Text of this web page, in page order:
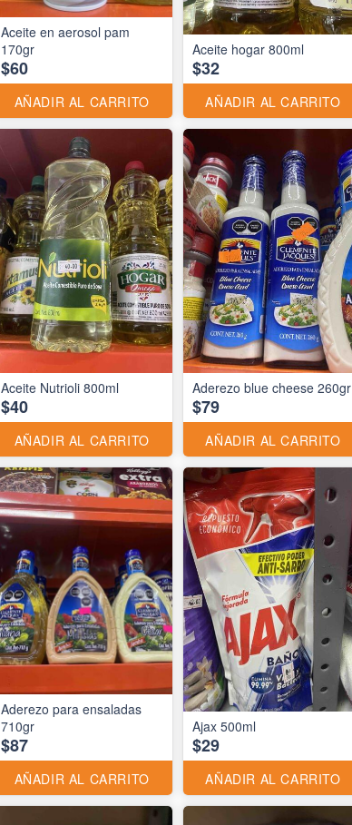
Aceite en aerosol pam
170gr
$60
AÑADIR AL CARRITO
Aceite hogar 800ml
$32
AÑADIR AL CARRITO
Aceite Nutrioli 800ml
$40
AÑADIR AL CARRITO
Aderezo blue cheese 260gr
$79
AÑADIR AL CARRITO
Aderezo para ensaladas
710gr
$87
AÑADIR AL CARRITO
Ajax 500ml
$29
AÑADIR AL CARRITO